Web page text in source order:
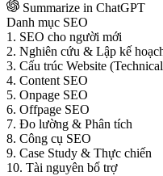
Summarize in ChatGPT
Danh mục SEO
1. SEO cho người mới
2. Nghiên cứu & Lập kế
3. Cấu trúc Website
4. Content SEO
5. Onpage SEO
6. Offpage SEO
7. Đo lường & Phân tích
8. Công cụ SEO
9. Case Study & Thực chiến
10. Tài nguyên bổ trợ